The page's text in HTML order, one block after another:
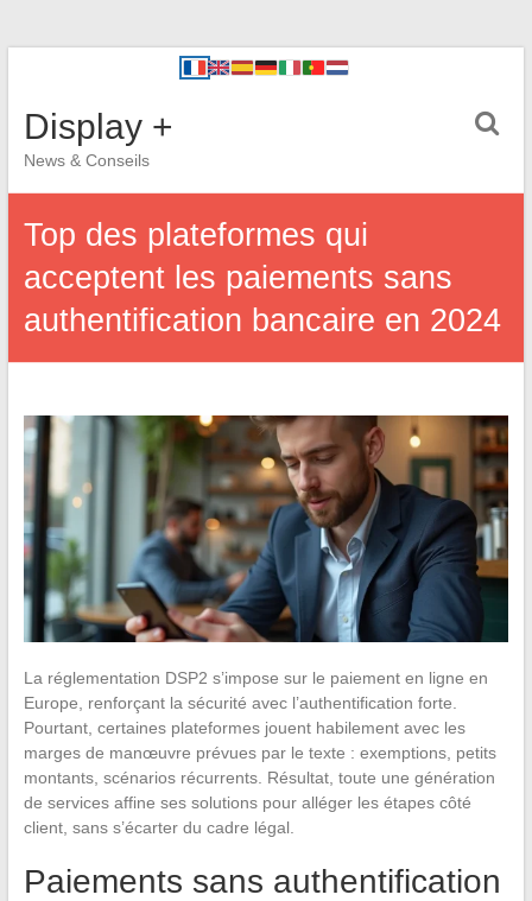
Display +
News & Conseils
Top des plateformes qui
acceptent les paiements sans
authentification bancaire en 2024
La réglementation DSP2 s’impose sur le paiement en ligne en
Europe, renforçant la sécurité avec l’authentification forte.
Pourtant, certaines plateformes jouent habilement avec les
marges de manœuvre prévues par le texte : exemptions, petits
montants, scénarios récurrents. Résultat, toute une génération
de services affine ses solutions pour alléger les étapes côté
client, sans s’écarter du cadre légal.
Paiements sans authentification